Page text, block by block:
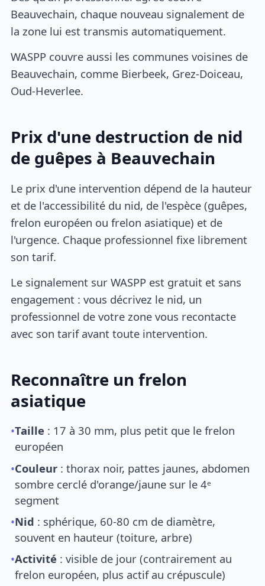
Beauvechain, chaque nouveau signalement de
la zone lui est transmis automatiquement.
WASPP couvre aussi les communes voisines de
Beauvechain, comme Bierbeek, Grez-Doiceau,
Oud-Heverlee.
Prix d'une destruction de nid
de guêpes à Beauvechain
Le prix d'une intervention dépend de la hauteur
et de l'accessibilité du nid, de l'espèce (guêpes,
frelon européen ou frelon asiatique) et de
l'urgence. Chaque professionnel fixe librement
son tarif.
Le signalement sur WASPP est gratuit et sans
engagement : vous décrivez le nid, un
professionnel de votre zone vous recontacte
avec son tarif avant toute intervention.
Reconnaître un frelon
asiatique
•Taille : 17 à 30 mm, plus petit que le frelon
européen
•Couleur : thorax noir, pattes jaunes, abdomen
sombre cerclé d'orange/jaune sur le 4ᵉ
segment
•Nid : sphérique, 60-80 cm de diamètre,
souvent en hauteur (toiture, arbre)
•Activité : visible de jour (contrairement au
frelon européen, plus actif au crépuscule)